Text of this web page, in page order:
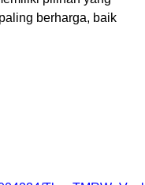
berharga, baik